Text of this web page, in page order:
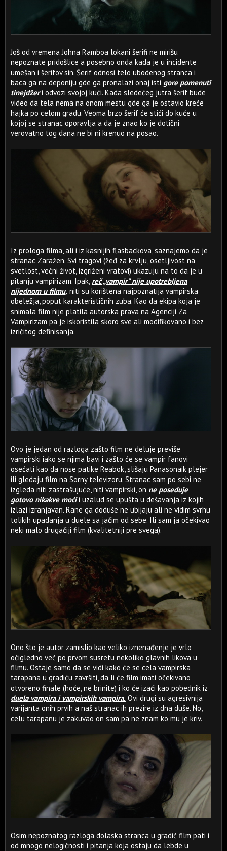
Još od vremena Johna Ramboa lokani šerifi ne mirišu
nepoznate pridošlice a posebno onda kada je u incidente
umešan i šerifov sin. Šerif odnosi telo ubodenog stranca i
baca ga na deponiju gde ga pronalazi onaj isti gore pomenuti
tinejdžeri odvozi svojoj kući. Kada sledećeg jutra šerif bude
video da tela nema na onom mestu gde ga je ostavio kreće
hajka po celom gradu. Veoma brzo šerif će stići do kuće u
kojoj se stranac oporavlja a da je znao ko je dotični
verovatno tog dana ne bi ni krenuo na posao.
Iz prologa filma, ali i iz kasnijih flasbackova, saznajemo da je
stranac Zaražen. Svi tragovi (žeđ za krvlju, osetljivost na
svetlost, večni život, izgriženi vratovi) ukazuju na to da je u
pitanju vampirizam. Ipak, reč „vampir” nije upotrebljena
nijednom u filmu, niti su korištena najpoznatija vampirska
obeležja, poput karakterističnih zuba. Kao da ekipa koja je
snimala film nije platila autorska prava na Agenciji Za
Vampirizam pa je iskoristila skoro sve ali modifikovano i bez
izričitog definisanja.
Ovo je jedan od razloga zašto film ne deluje previše
vampirski iako se njima bavi i zašto će se vampir fanovi
osećati kao da nose patike Reabok, slišaju Panasonaik plejer
ili gledaju film na Sorny televizoru. Stranac sam po sebi ne
izgleda niti zastrašujuće, niti vampirski, on ne poseduje
gotovo nikakve moćii uzalud se upušta u dešavanja iz kojih
izlazi izranjavan. Rane ga doduše ne ubijaju ali ne vidim svrhu
tolikih upadanja u duele sa jačim od sebe. Ili sam ja očekivao
neki malo drugačiji film (kvalitetniji pre svega).
Ono što je autor zamislio kao veliko iznenađenje je vrlo
očigledno već po prvom susretu nekoliko glavnih likova u
filmu. Ostaje samo da se vidi kako će se cela vampirska
tarapana u gradiću završiti, da li će film imati očekivano
otvoreno finale (hoće, ne brinite) i ko će izaći kao pobednik iz
duela vampira i vampirskih vampira. Ovi drugi su agresivnija
varijanta onih prvih a naš stranac ih prezire iz dna duše. No,
celu tarapanu je zakuvao on sam pa ne znam ko mu je kriv.
Osim nepoznatog razloga dolaska stranca u gradić film pati i
od mnogo nelogičnosti i pitanja koja ostaju da lebde u